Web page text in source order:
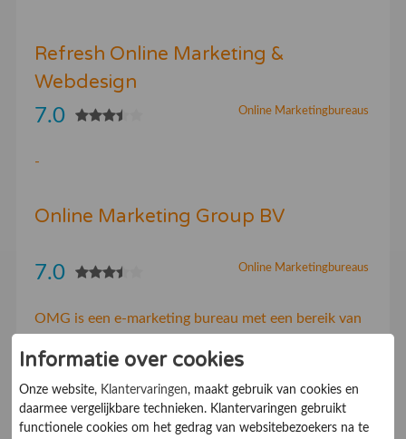
Refresh Online Marketing &
Webdesign
Online Marketingbureaus
7.0
-
Online Marketing Group BV
Online Marketingbureaus
7.0
OMG is een e-marketing bureau met een bereik van
e-maildriven conversies: van doelgroep naar lead,
naar prospect, naar nieuwe klant, naar trouwe klant.
Informatie over cookies
Onze website, Klantervaringen, maakt gebruik van cookies en
daarmee vergelijkbare technieken. Klantervaringen gebruikt
functionele cookies om het gedrag van websitebezoekers na te